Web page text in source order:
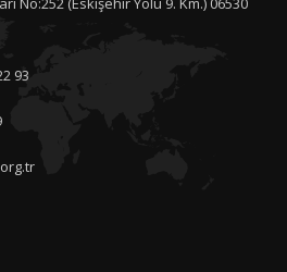
93